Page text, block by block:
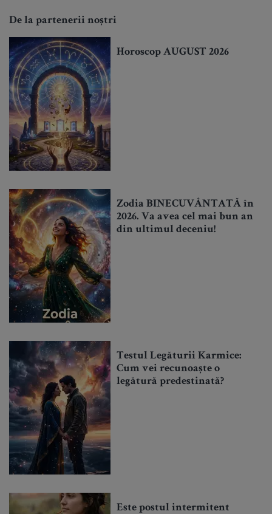
De la partenerii noștri
Horoscop AUGUST 2026
Zodia BINECUVÂNTATĂ în
2026. Va avea cel mai bun an
din ultimul deceniu!
Testul Legăturii Karmice:
Cum vei recunoaște o
legătură predestinată?
Este postul intermitent